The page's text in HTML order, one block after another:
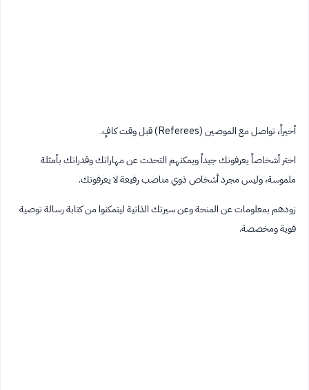
أخيراً، تواصل مع الموصين (Referees) قبل وقت كافٍ.
اختر أشخاصاً يعرفونك جيداً ويمكنهم التحدث عن مهاراتك وقدراتك بأمثلة
ملموسة، وليس مجرد أشخاص ذوي مناصب رفيعة لا يعرفونك.
زودهم بمعلومات عن المنحة وعن سيرتك الذاتية ليتمكنوا من كتابة رسالة توصية
قوية ومخصصة.